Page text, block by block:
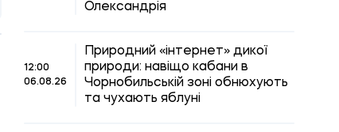
Олександрія
12:00
06.08.26
Природний «інтернет» дикої
природи: навіщо кабани в
Чорнобильській зоні обнюхують
та чухають яблуні